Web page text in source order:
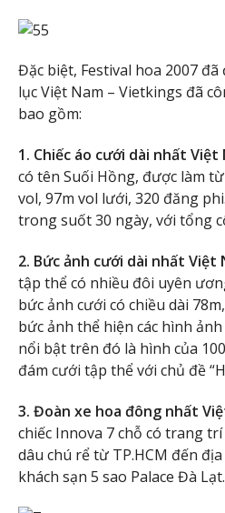
Đặc biệt, Festival hoa 2007
lục Việt Nam – Vietkings đã
bao gồm:
1. Chiếc áo cưới dài nhất Việt
có tên Suối Hồng, được làm
vol, 97m vol lưới, 320 đăng
trong suốt 30 ngày, với tổng
2. Bức ảnh cưới dài nhất Việt
tập thể có nhiều đôi uyên
bức ảnh cưới có chiều dài
bức ảnh thể hiện các hình
nổi bật trên đó là hình của
đám cưới tập thể với chủ đề
3. Đoàn xe hoa đông nhất
chiếc Innova 7 chỗ có trang
dâu chú rể từ TP.HCM đến
khách sạn 5 sao Palace Đà Lạt.